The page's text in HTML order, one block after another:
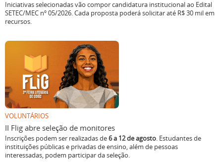
Iniciativas selecionadas vão compor candidatura institucional ao Edital
SETEC/MEC nº 05/2026. Cada proposta poderá solicitar até R$ 30 mil em
recursos.
VOLUNTÁRIOS
II Flig abre seleção de monitores
Inscrições podem ser realizadas de6 a 12 de agosto. Estudantes de
instituições públicas e privadas de ensino, além de pessoas
interessadas, podem participar da seleção.